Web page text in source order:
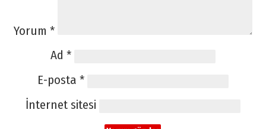
Yorum *
Ad *
E-posta *
İnternet sitesi